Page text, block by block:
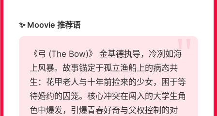
✨ Moovie 推荐语
《弓 (The Bow)》 金基德执导，冷冽如海
上风暴。故事锚定于孤立渔船上的病态共
生：花甲老人与十年前捡来的少女，困于等
待婚约的囚笼。核心冲突在闯入的大学生角
色中爆发，引爆青春好奇与父权控制的对